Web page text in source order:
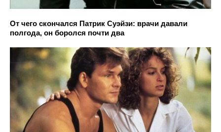
От чего скончался Патрик Суэйзи: врачи давали
полгода, он боролся почти два